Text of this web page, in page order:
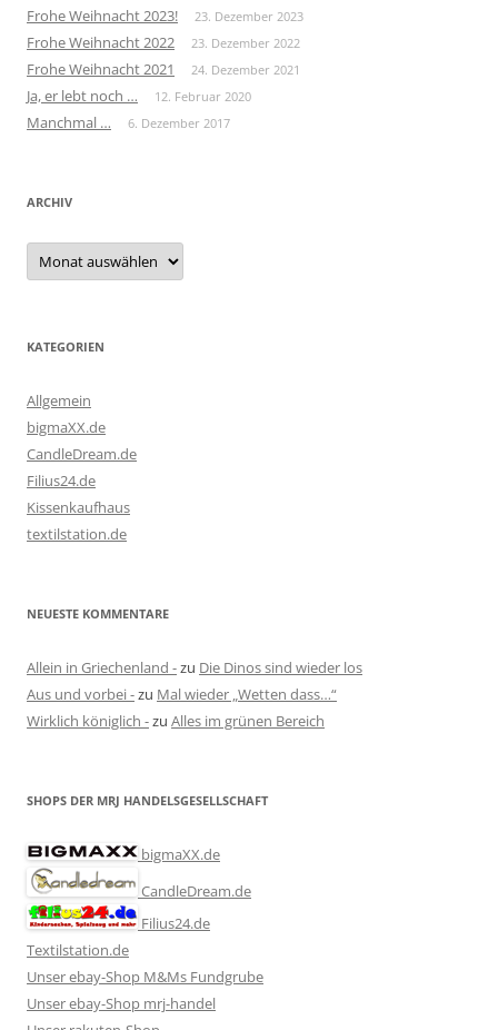
Frohe Weihnacht 2023! 23. Dezember 2023
Frohe Weihnacht 2022 23. Dezember 2022
Frohe Weihnacht 2021 24. Dezember 2021
Ja, er lebt noch … 12. Februar 2020
Manchmal … 6. Dezember 2017
ARCHIV
Archiv
KATEGORIEN
Allgemein
bigmaXX.de
CandleDream.de
Filius24.de
Kissenkaufhaus
textilstation.de
NEUESTE KOMMENTARE
Allein in Griechenland -zu Die Dinos sind wieder los
Aus und vorbei -zu Mal wieder „Wetten dass…“
Wirklich königlich -zu Alles im grünen Bereich
SHOPS DER MRJ HANDELSGESELLSCHAFT
bigmaXX.de
CandleDream.de
Filius24.de
Textilstation.de
Unser ebay-Shop M&Ms Fundgrube
Unser ebay-Shop mrj-handel